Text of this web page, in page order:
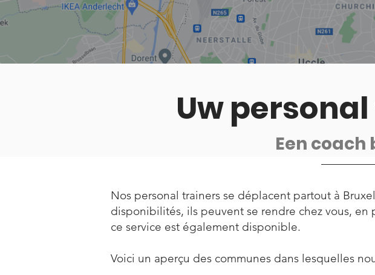
Uw
Een
Nos personal trainers se déplacent partout à
disponibilités, ils peuvent se rendre chez vous, en
ce service est également disponible.
Voici un aperçu des communes dans lesquelles